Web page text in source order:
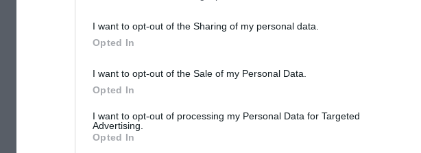
I want to opt-out of the Sharing of my personal data.
Opted In
I want to opt-out of the Sale of my Personal Data.
Opted In
I want to opt-out of processing my Personal Data for Targeted
Advertising.
Opted In